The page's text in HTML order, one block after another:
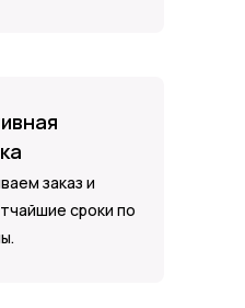
заказ и
сроки по